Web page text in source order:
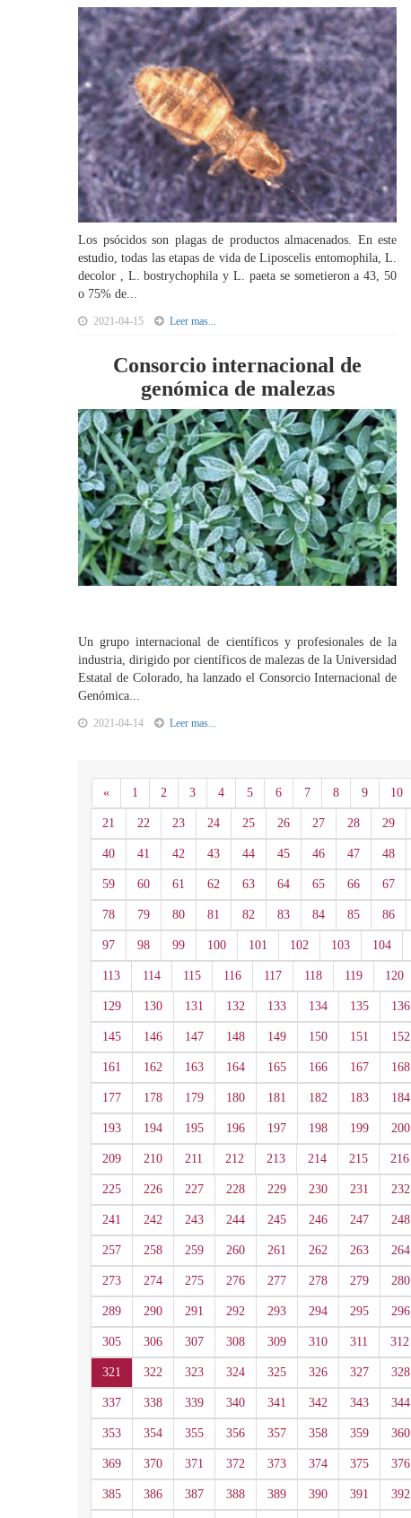
Los psócidos son plagas de productos almacenados. En este
estudio, todas las etapas de vida de Liposcelis entomophila, L.
decolor , L. bostrychophila y L. paeta se sometieron a 43, 50
o 75% de...
2021-04-15 Leer mas...
Consorcio internacional de
genómica de malezas
Un grupo internacional de científicos y profesionales de la
industria, dirigido por científicos de malezas de la Universidad
Estatal de Colorado, ha lanzado el Consorcio Internacional de
Genómica...
2021-04-14 Leer mas...
«Anterior
1 2 3 4 5 6 7 8 9 10
21 22 23 24 25 26 27 28 29
40 41 42 43 44 45 46 47 48
59 60 61 62 63 64 65 66 67
78 79 80 81 82 83 84 85 86
97 98 99 100 101 102 103 104
113 114 115 116 117 118 119 120
129 130 131 132 133 134 135 136
145 146 147 148 149 150 151 152
161 162 163 164 165 166 167 168
177 178 179 180 181 182 183 184
193 194 195 196 197 198 199 200
209 210 211 212 213 214 215 216
225 226 227 228 229 230 231 232
241 242 243 244 245 246 247 248
257 258 259 260 261 262 263 264
273 274 275 276 277 278 279 280
289 290 291 292 293 294 295 296
305 306 307 308 309 310 311 312
321 322 323 324 325 326 327 328
337 338 339 340 341 342 343 344
353 354 355 356 357 358 359 360
369 370 371 372 373 374 375 376
385 386 387 388 389 390 391 392